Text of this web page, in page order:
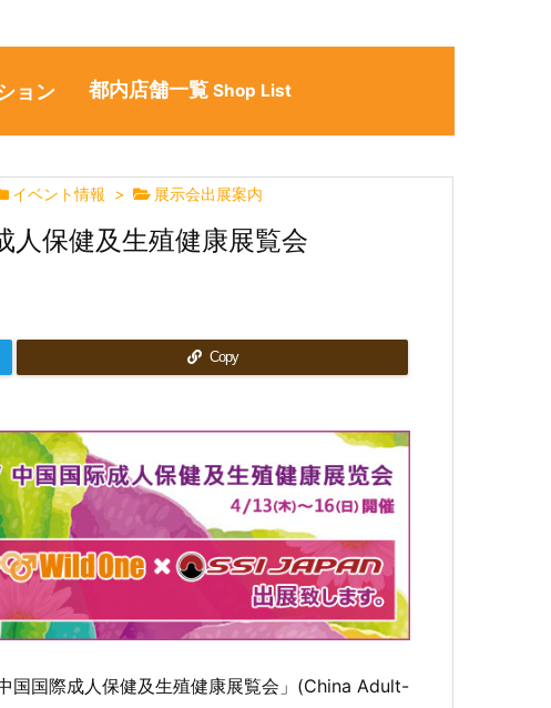
ョン 都内店舗一覧 Shop List
イベント情報 > 展示会出展案内
保健及生殖健康展覧会
Copy
国国際成人保健及生殖健康展覧会」(China Adult-